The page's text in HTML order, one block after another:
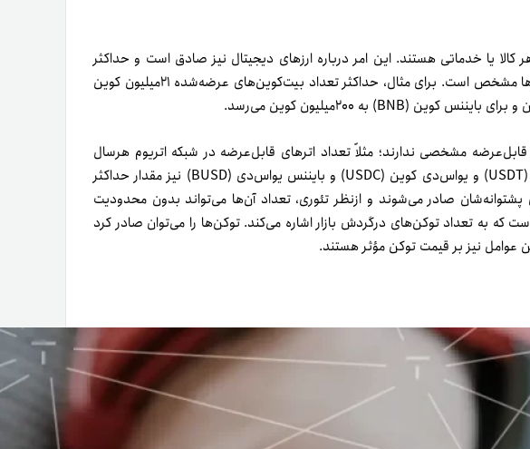
یا خدماتی هستند. این امر درباره ارزهای دیجیتال نیز صادق است و حداکثر
تعداد توکن‌های موجود در چرخه عمر رمزارزها مشخص است. برای مثال، حداکثر تعداد بیت‌کوین‌های عرضه‌شده ۲۱میلیون کوین
مشخصی ندارند؛ مثلاً تعداد اترهای قابل‌عرضه در شبکه اتریوم هر‌سال
افزایش می‌یابد. رمزارزهای پایداری چون تتر (USDT) و یو‌اس‌دی کوین (USDC) و بایننس یو‌اس‌دی (BUSD) نیز مقدار حداکثر
پشتوانه‌‌شان صادر می‌شوند و از‌نظر تئوری، تعداد آن‌ها می‌تواند بدون محدودیت
که به تعداد توکن‌های در‌گردش بازار اشاره می‌کند. توکن‌ها را می‌توان صادر کرد
عوامل نیز بر قیمت توکن مؤثر هستند.